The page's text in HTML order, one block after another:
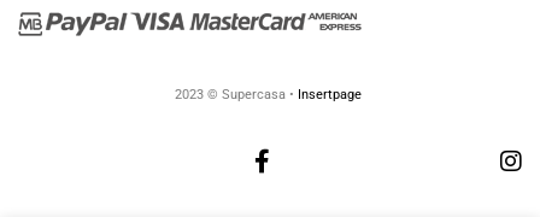
2023 © Supercasa • Insertpage